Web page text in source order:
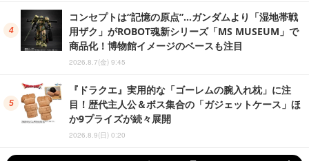
コンセプトは“記憶の原点”…ガンダムより「湿地帯戦
用ザク」がROBOT魂新シリーズ「MS MUSEUM」で
商品化！博物館イメージのベースも注目
2026.8.7(金) 9:45
『ドラクエ』実用的な「ゴーレムの腕入れ枕」に注
目！歴代主人公＆ボス集合の「ガジェットケース」ほ
か9プライズが続々展開
2026.8.9(日) 0:20